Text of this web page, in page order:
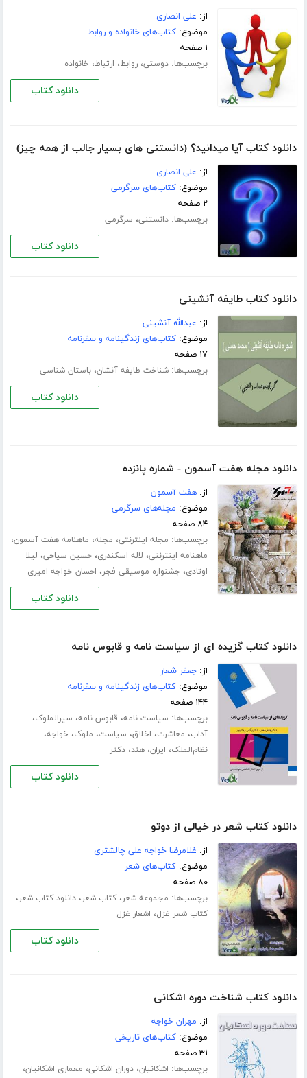
از: علی انصاری
موضوع:کتاب‌های خانواده و روابط
۱ صفحه
برچسب‌ها:دوستی،روابط، ارتباط، خانواده
دانلود کتاب
دانلود کتاب آیا میدانید؟ (دانستنی های بسیار جالب از همه چیز)
از: علی انصاری
موضوع:کتاب‌های سرگرمی
۲ صفحه
برچسب‌ها:دانستنی، سرگرمی
دانلود کتاب
دانلود کتاب طایفه آنشینی
از: عبدالله آنشینی
موضوع:کتاب‌های زندگینامه و سفرنامه
۱۷ صفحه
برچسب‌ها:شناخت طایفه آنشان،باستان شناسی
دانلود کتاب
دانلود مجله هفت آسمون - شماره پانزده
از:هفت آسمون
موضوع: مجله‌های سرگرمی
۸۴ صفحه
برچسب‌ها: مجله اینترنتی، مجله، ماهنامه هفت آسمون،
ماهنامه اینترنتی، لاله اسکندری،حسین سیاحی، لیلا
اوتادی، جشنواره موسیقی فجر، احسان خواجه امیری
دانلود کتاب
دانلود کتاب گزیده ای از سیاست نامه و قابوس نامه
از:جعفر شعار
موضوع:کتاب‌های زندگینامه و سفرنامه
۱۴۴ صفحه
برچسب‌ها: سیاست نامه، قابوس نامه، سیرالملوک،
آداب، معاشرت، اخلاق، سیاست، ملوک، خواجه،
نظام‌الملک، ایران،هند،دکتر
دانلود کتاب
دانلود کتاب شعر در خیالی از دوتو
از: غلامرضا خواجه علی چالشتری
موضوع:کتاب‌های شعر
۸۰ صفحه
برچسب‌ها: مجموعه شعر،کتاب شعر،دانلود کتاب شعر،
کتاب شعر غزل، اشعار غزل
دانلود کتاب
دانلود کتاب شناخت دوره اشکانی
از: مهران خواجه
موضوع:کتاب‌های تاریخی
۳۱ صفحه
برچسب‌ها: اشکانیان،دوران اشکانی، معماری اشکانیان،